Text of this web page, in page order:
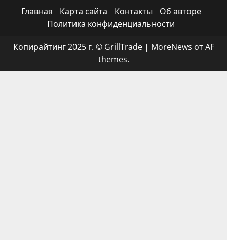
Главная Карта сайта Контакты
Об авторе
Политика конфиденциальности
Копирайтинг 2025 г. © GrillTrade | MoreNews от AF
themes.